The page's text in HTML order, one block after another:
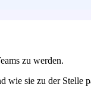
zu werden.
sie zu der Stelle